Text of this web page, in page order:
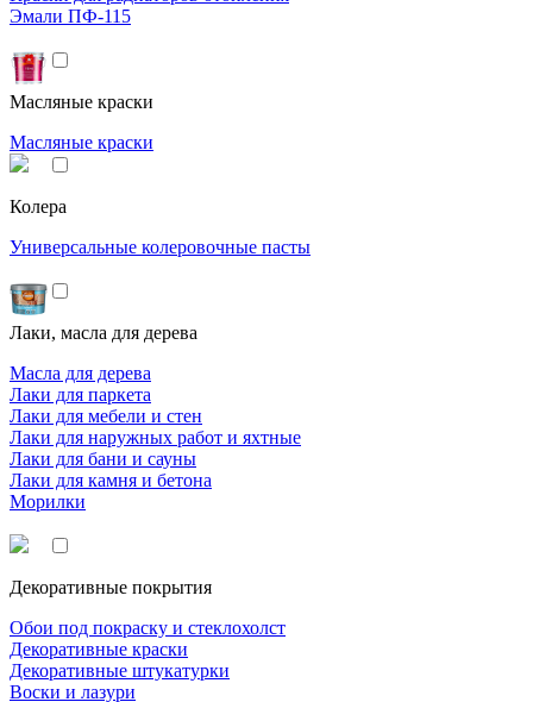
Эмали ПФ-115
Масляные краски
Масляные краски
Колера
Универсальные колеровочные пасты
Лаки, масла для дерева
Масла для дерева
Лаки для паркета
Лаки для мебели и стен
Лаки для наружных работ и яхтные
Лаки для бани и сауны
Лаки для камня и бетона
Морилки
Декоративные покрытия
Обои под покраску и стеклохолст
Декоративные краски
Декоративные штукатурки
Воски и лазури